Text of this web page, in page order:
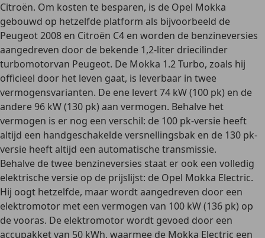
Citroën. Om kosten te besparen, is de Opel Mokka
gebouwd op hetzelfde platform als bijvoorbeeld de
Peugeot 2008 en Citroën C4 en worden de benzineversies
aangedreven door de bekende 1,2-liter driecilinder
turbomotorvan Peugeot. De Mokka 1.2 Turbo, zoals hij
officieel door het leven gaat, is leverbaar in twee
vermogensvarianten. De ene levert 74 kW (100 pk) en de
andere 96 kW (130 pk) aan vermogen. Behalve het
vermogen is er nog een verschil: de 100 pk-versie heeft
altijd een handgeschakelde versnellingsbak en de 130 pk-
versie heeft altijd een automatische transmissie.
Behalve de twee benzineversies staat er ook een volledig
elektrische versie op de prijslijst: de Opel Mokka Electric.
Hij oogt hetzelfde, maar wordt aangedreven door een
elektromotor met een vermogen van 100 kW (136 pk) op
de vooras. De elektromotor wordt gevoed door een
accupakket van 50 kWh, waarmee de Mokka Electric een